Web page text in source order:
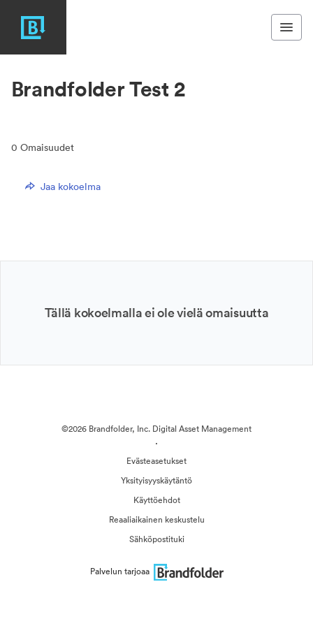
Brandfolder Test 2
0 Omaisuudet
Jaa kokoelma
Tällä kokoelmalla ei ole vielä omaisuutta
©2026 Brandfolder, Inc. Digital Asset Management
·
Evästeasetukset
Yksityisyyskäytäntö
Käyttöehdot
Reaaliaikainen keskustelu
Sähköpostituki
Palvelun tarjoaa